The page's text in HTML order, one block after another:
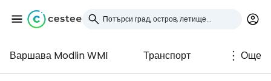
Варшава Modlin WMI Транспорт Още
Влезте в Cestee